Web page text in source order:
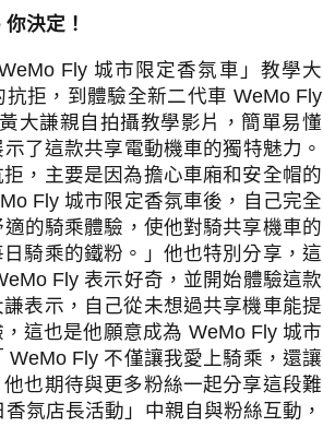
你決定！
Fly 城市限定香氛車」教學大
拒，到體驗全新二代車 WeMo Fly
大謙親自拍攝教學影片，簡單易懂
了這款共享電動機車的獨特魅力。
，主要是因為擔心車廂和安全帽的
Fly 城市限定香氛車後，自己完全
的騎乘體驗，使他對騎共享機車的
騎乘的鐵粉。」他也特別分享，這
Fly 表示好奇，並開始體驗這款
表示，自己從未想過共享機車能提
這也是他願意成為 WeMo Fly 城市
WeMo Fly 不僅讓我愛上騎乘，還讓
也期待與更多粉絲一起分享這段難
香氛店長活動」中親自與粉絲互動，